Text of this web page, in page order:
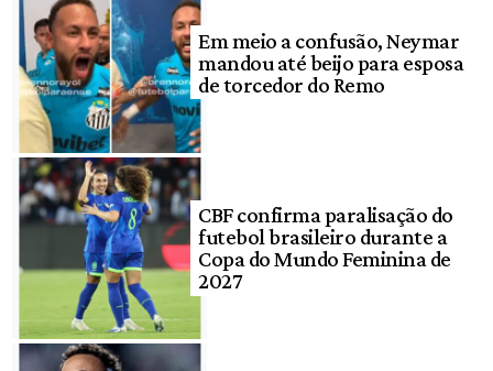
Em meio a confusão, Neymar
mandou até beijo para esposa
de torcedor do Remo
CBF confirma paralisação do
futebol brasileiro durante a
Copa do Mundo Feminina de
2027